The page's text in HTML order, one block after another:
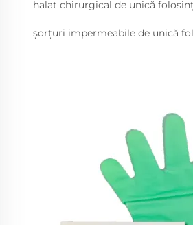
halat chirurgical de unică
șorțuri impermeabile de unică